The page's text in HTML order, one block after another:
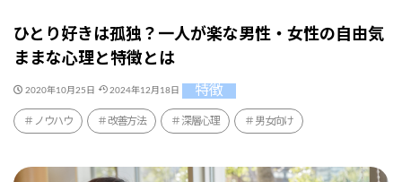
ひとり好きは孤独？一人が楽な男性・女性の自由気
ままな心理と特徴とは
2020年10月25日 2024年12月18日 特徴
ノウハウ 改善方法 深層心理 男女向け